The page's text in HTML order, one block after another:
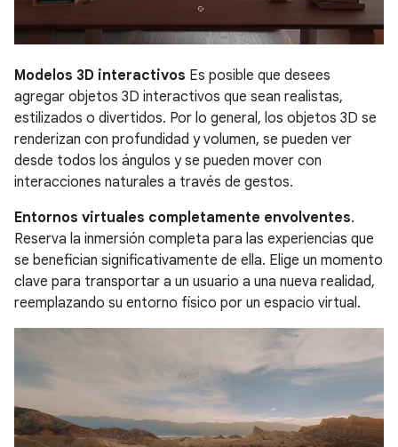
Modelos 3D interactivos Es posible que desees
agregar objetos 3D interactivos que sean realistas,
estilizados o divertidos. Por lo general, los objetos 3D se
renderizan con profundidad y volumen, se pueden ver
desde todos los ángulos y se pueden mover con
interacciones naturales a través de gestos.
Entornos virtuales completamente envolventes.
Reserva la inmersión completa para las experiencias que
se benefician significativamente de ella. Elige un momento
clave para transportar a un usuario a una nueva realidad,
reemplazando su entorno físico por un espacio virtual.